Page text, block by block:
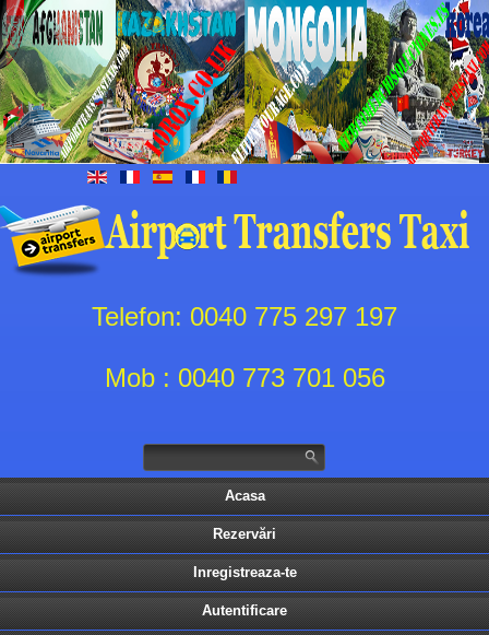
Telefon: 0040 775 297 197
Mob : 0040 773 701 056
Acasa
Rezervări
Inregistreaza-te
Autentificare